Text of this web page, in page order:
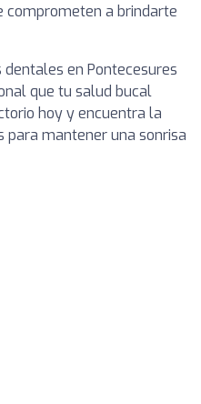
comprometen a brindarte
en Pontecesures
que tu salud bucal
hoy y encuentra la
para mantener una sonrisa